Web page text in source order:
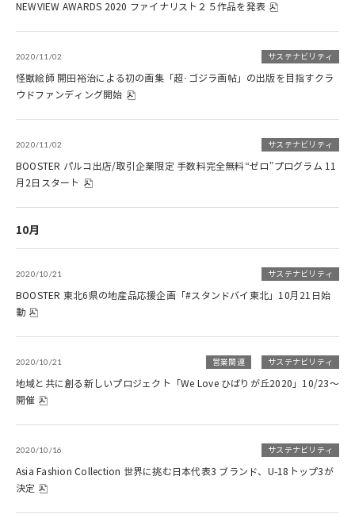
NEWVIEW AWARDS 2020 ファイナリスト２５作品を発表
2020/11/02 サステナビリティ
怪獣絵師 開田裕治による初の画集「超･ゴジラ画帖」の出版を目指すクラ
ウドファンディング開始
2020/11/02 サステナビリティ
BOOSTER パルコ出店/取引企業限定 手数料完全無料“ゼロ”プログラム 11
月2日スタート
10月
2020/10/21 サステナビリティ
BOOSTER 東北6県の地産品応援企画「#スタンドバイ東北」10月21日始
動
2020/10/21 営業関連 サステナビリティ
地域と共に創る新しいプロジェクト「We Love ひばりが丘2020」10/23～
開催
2020/10/16 サステナビリティ
Asia Fashion Collection 世界に挑む日本代表3 ブランド、U-18トップ3が
決定